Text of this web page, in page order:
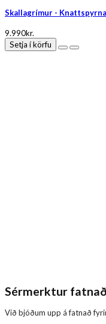
Skallagrímur -
9.990kr.
Setja í körfu
Sérmerktur
Við bjóðum upp á fatnað